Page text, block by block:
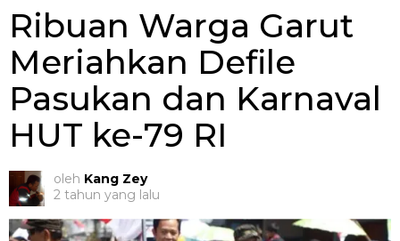
Ribuan Warga Garut
Meriahkan Defile
Pasukan dan Karnaval
HUT ke-79 RI
oleh Kang Zey
2 tahun yang lalu